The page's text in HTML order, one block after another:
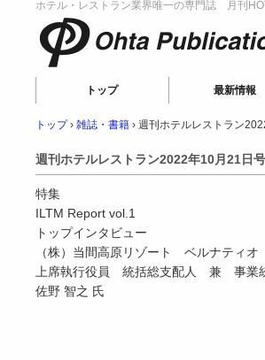
ホテル・レストラン業界唯一の専門誌 月刊
Ohta Publications
トップ 最新情報
トップ › 雑誌・書籍 › 週刊ホテルレストラン
週刊ホテルレストラン2022年10月21日号
特集
ILTM Report vol.1
トップインタビュー
（株）当間高原リゾート ベルナティオ
上席執行役員 統括総支配人 兼 事業
佐野 智之 氏